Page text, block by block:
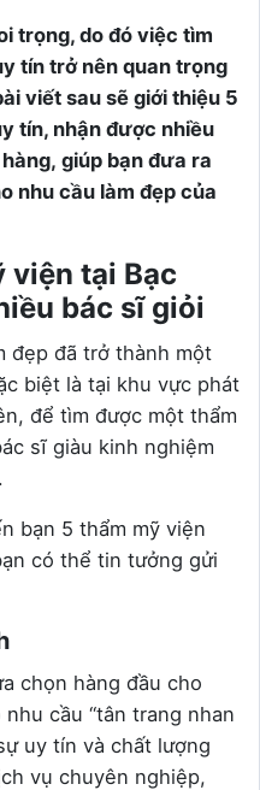
trọng, do đó việc tìm
tín trở nên quan trọng
viết sau sẽ giới thiệu 5
tín, nhận được nhiều
giúp bạn đưa ra
nhu cầu làm đẹp của
viện tại Bạc
bác sĩ giỏi
đẹp đã trở thành một
biệt là tại khu vực phát
để tìm được một thẩm
sĩ giàu kinh nghiệm
bạn 5 thẩm mỹ viện
có thể tin tưởng gửi
chọn hàng đầu cho
cầu “tân trang nhan
uy tín và chất lượng
vụ chuyên nghiệp,